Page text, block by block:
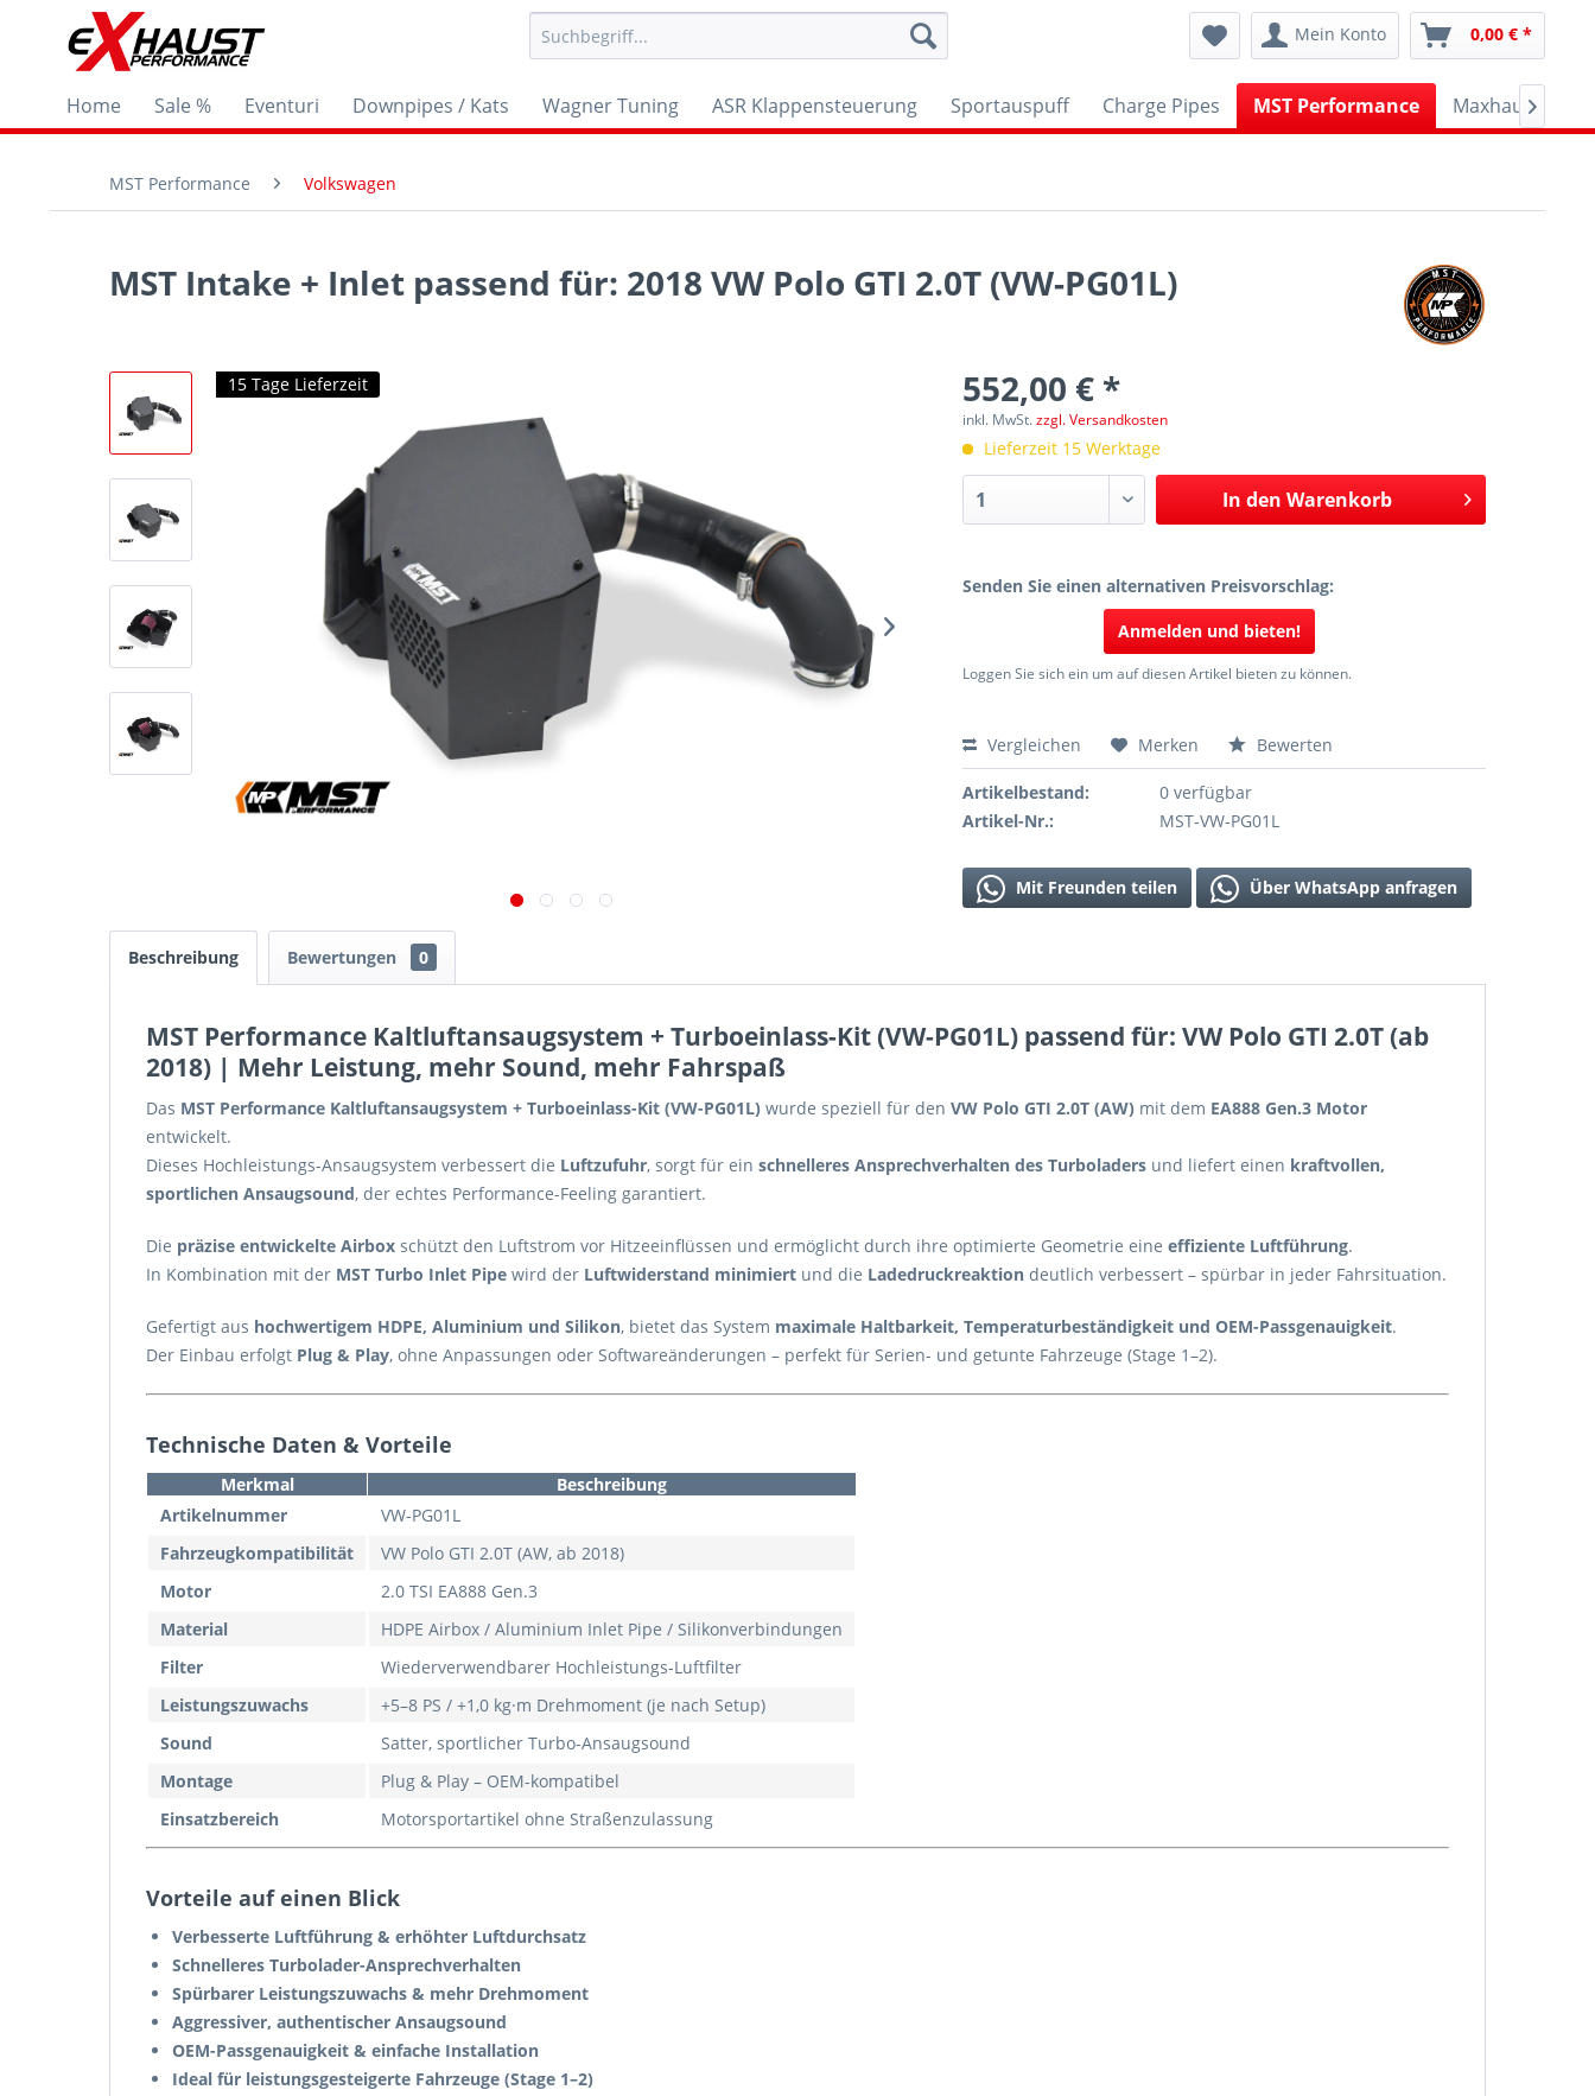
Mein Konto 0,00 € *
Home Sale % Eventuri Downpipes / Kats Wagner Tuning ASR Klappensteuerung Sportauspuff Charge Pipes MST Performance Maxhaust

MST Performance Volkswagen
MST Intake + Inlet passend für: 2018 VW Polo GTI 2.0T (VW-PG01L)
15 Tage Lieferzeit 552,00 € *
inkl. MwSt.zzgl. Versandkosten
Lieferzeit 15 Werktage
In den Warenkorb
Senden Sie einen alternativen Preisvorschlag:
Anmelden und bieten!
Loggen Sie sich ein um auf diesen Artikel bieten zu können.
Vergleichen Merken Bewerten
Artikelbestand:
0 verfügbar
Artikel-Nr.:
MST-VW-PG01L
Mit Freunden teilen Über WhatsApp anfragen
Beschreibung Bewertungen 0
MST Performance Kaltluftansaugsystem + Turboeinlass-Kit (VW-PG01L) passend für: VW Polo GTI 2.0T (ab
2018) | Mehr Leistung, mehr Sound, mehr Fahrspaß
Das MST Performance Kaltluftansaugsystem + Turboeinlass-Kit (VW-PG01L) wurde speziell für den VW Polo GTI 2.0T (AW) mit dem EA888 Gen.3 Motor
entwickelt.
Dieses Hochleistungs-Ansaugsystem verbessert die Luftzufuhr, sorgt für ein schnelleres Ansprechverhalten des Turboladers und liefert einen kraftvollen,
sportlichen Ansaugsound, der echtes Performance-Feeling garantiert.
Die präzise entwickelte Airbox schützt den Luftstrom vor Hitzeeinflüssen und ermöglicht durch ihre optimierte Geometrie eine effiziente Luftführung.
In Kombination mit der MST Turbo Inlet Pipe wird der Luftwiderstand minimiert und die Ladedruckreaktion deutlich verbessert – spürbar in jeder Fahrsituation.
Gefertigt aus hochwertigem HDPE, Aluminium und Silikon, bietet das System maximale Haltbarkeit, Temperaturbeständigkeit und OEM-Passgenauigkeit.
Der Einbau erfolgt Plug & Play, ohne Anpassungen oder Softwareänderungen – perfekt für Serien- und getunte Fahrzeuge (Stage 1–2).
Technische Daten & Vorteile
Merkmal
Beschreibung
Artikelnummer
VW-PG01L
Fahrzeugkompatibilität
VW Polo GTI 2.0T (AW, ab 2018)
Motor
2.0 TSI EA888 Gen.3
Material
HDPE Airbox / Aluminium Inlet Pipe / Silikonverbindungen
Filter
Wiederverwendbarer Hochleistungs-Luftfilter
Leistungszuwachs
+5–8 PS / +1,0 kg·m Drehmoment (je nach Setup)
Sound
Satter, sportlicher Turbo-Ansaugsound
Montage
Plug & Play – OEM-kompatibel
Einsatzbereich
Motorsportartikel ohne Straßenzulassung
Vorteile auf einen Blick
Verbesserte Luftführung & erhöhter Luftdurchsatz
Schnelleres Turbolader-Ansprechverhalten
Spürbarer Leistungszuwachs & mehr Drehmoment
Aggressiver, authentischer Ansaugsound
OEM-Passgenauigkeit & einfache Installation
Ideal für leistungsgesteigerte Fahrzeuge (Stage 1–2)